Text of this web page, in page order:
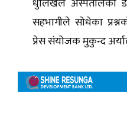
सहभागीले सोधेका
प्रेस संयोजक मुकुन्द